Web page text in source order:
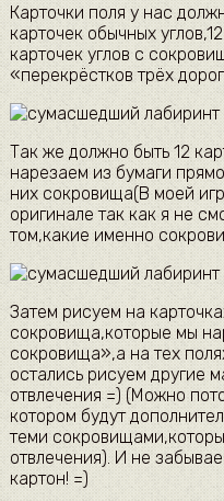
Карточки поля у нас
карточек обычных
карточек углов с
«перекрёстков трёх
Так же должно быть 12
нарезаем из бумаги
них сокровища(В моей
оригинале так как я не
том,какие именно
Затем рисуем на
сокровища,которые мы
сокровища»,а на тех
остались рисуем другие
отвлечения =) (Можно
котором будут
теми
отвлечения). И не
картон! =)